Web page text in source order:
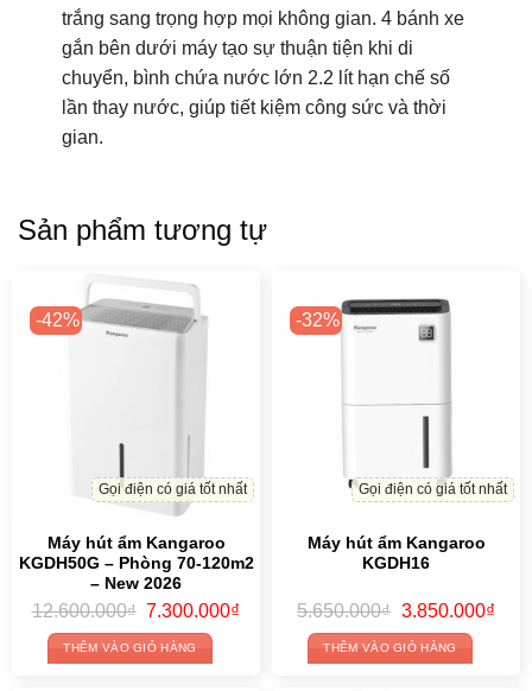
trắng sang trọng hợp mọi không gian. 4 bánh xe
gắn bên dưới máy tạo sự thuận tiện khi di
chuyển, bình chứa nước lớn 2.2 lít hạn chế số
lần thay nước, giúp tiết kiệm công sức và thời
gian.
Sản phẩm tương tự
-42%
Gọi điện có giá tốt nhất
Máy hút ẩm Kangaroo
KGDH50G – Phòng 70-120m2
– New 2026
12.600.000₫ Original
was:
12.600.000₫.
7.300.000₫ Current
7.300.000₫.
THÊM VÀO GIỎ HÀNG
-32%
Gọi điện có giá tốt nhất
Máy hút ẩm Kangaroo
KGDH16
5.650.000₫ Original
was:
5.650.000₫.
3.850.000₫
THÊM VÀO GIỎ HÀNG